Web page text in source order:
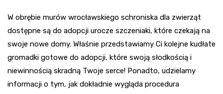
W obrębie murów wrocławskiego schroniska dla zwierząt
dostępne są do adopcji urocze szczeniaki, które czekają na
swoje nowe domy. Właśnie przedstawiamy Ci kolejne kudłate
gromadki gotowe do adopcji, które swoją słodkością i
niewinnością skradną Twoje serce! Ponadto, udzielamy
informacji o tym, jak dokładnie wygląda procedura